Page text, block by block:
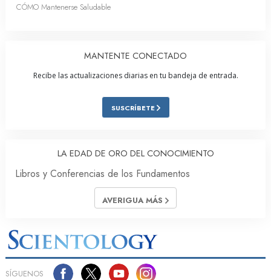
CÓMO Mantenerse Saludable
MANTENTE CONECTADO
Recibe las actualizaciones diarias en tu bandeja de entrada.
SUSCRÍBETE
LA EDAD DE ORO DEL CONOCIMIENTO
Libros y Conferencias de los Fundamentos
AVERIGUA MÁS
SÍGUENOS